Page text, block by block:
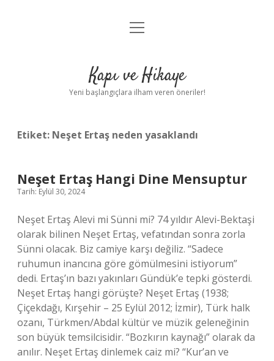
Anasayfa
Yasal Uyarı
menüyü
Kapı ve Hikaye
Yeni başlangıçlara ilham veren öneriler!
Etiket: Neşet Ertaş neden yasaklandı
Neşet Ertaş Hangi Dine Mensuptur
Tarih: Eylül 30, 2024
Neşet Ertaş Alevi mi Sünni mi? 74 yıldır Alevi-Bektaşi
olarak bilinen Neşet Ertaş, vefatından sonra zorla
Sünni olacak. Biz camiye karşı değiliz. “Sadece
ruhumun inancına göre gömülmesini istiyorum”
dedi. Ertaş’ın bazı yakınları Gündük’e tepki gösterdi.
Neşet Ertaş hangi görüşte? Neşet Ertaş (1938;
Çiçekdağı, Kırşehir – 25 Eylül 2012; İzmir), Türk halk
ozanı, Türkmen/Abdal kültür ve müzik geleneğinin
son büyük temsilcisidir. “Bozkırın kaynağı” olarak da
anılır. Neşet Ertaş dinlemek caiz mi? “Kur’an ve